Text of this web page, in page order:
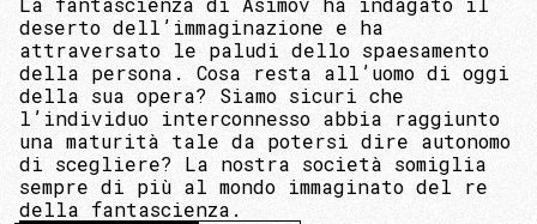
deserto dell’immaginazione e ha
attraversato le paludi dello spaesamento
della persona. Cosa resta all’uomo di oggi
della sua opera? Siamo sicuri che
l’individuo interconnesso abbia raggiunto
una maturità tale da potersi dire autonomo
di scegliere? La nostra società somiglia
sempre di più al mondo immaginato del re
della fantascienza.